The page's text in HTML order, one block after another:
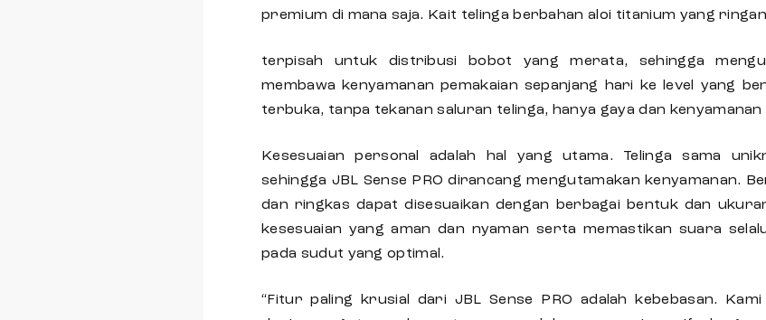
premium di mana saja. Kait telinga berbahan aloi titanium yang
terpisah untuk distribusi bobot yang merata, sehingga
membawa kenyamanan pemakaian sepanjang hari ke level yang
terbuka, tanpa tekanan saluran telinga, hanya gaya dan kenyamanan
Kesesuaian personal adalah hal yang utama. Telinga sama
sehingga JBL Sense PRO dirancang mengutamakan kenyamanan.
dan ringkas dapat disesuaikan dengan berbagai bentuk dan
kesesuaian yang aman dan nyaman serta memastikan suara
pada sudut yang optimal.
“Fitur paling krusial dari JBL Sense PRO adalah kebebasan.